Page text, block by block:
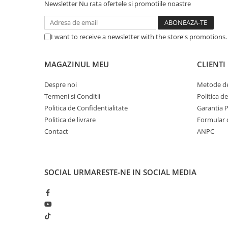
Caști & Microfoane
Caști Business
Căști Gaming & Consumer
Ecrane Touchscreen Digital Signage
Proiectoare
Proiectoare Business
Proiectoare Consumer
Plăci de Bază Amd
Plăci Video Gaming & Consumer
Newsletter Nu rata ofertele si promotiile noastre
I want to receive a newsletter with the store's
MAGAZINUL MEU
Despre noi
Termeni si Conditii
Politica de Confidentialitate
Politica de livrare
Contact
CLIENTI
Metode
Politica
Garantia
Formular
ANPC
SOCIAL URMARESTE-NE IN SOCIAL MEDIA